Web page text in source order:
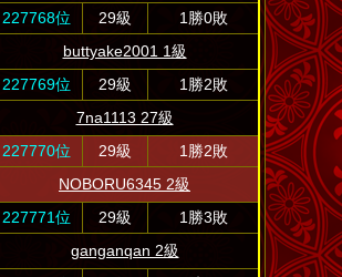
227768位
29級
1勝0敗
buttyake2001 1級
227769位
29級
1勝2敗
7na1113 27級
227770位
29級
1勝2敗
NOBORU6345 2級
227771位
29級
1勝3敗
ganganqan 2級